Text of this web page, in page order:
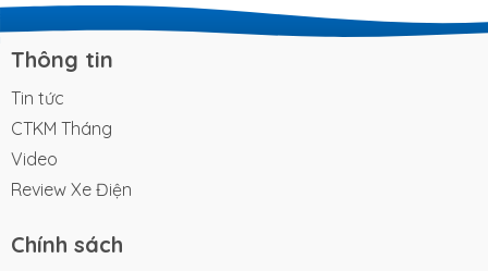
Thông tin
Tin tức
CTKM Tháng
Video
Review Xe Điện
Chính sách